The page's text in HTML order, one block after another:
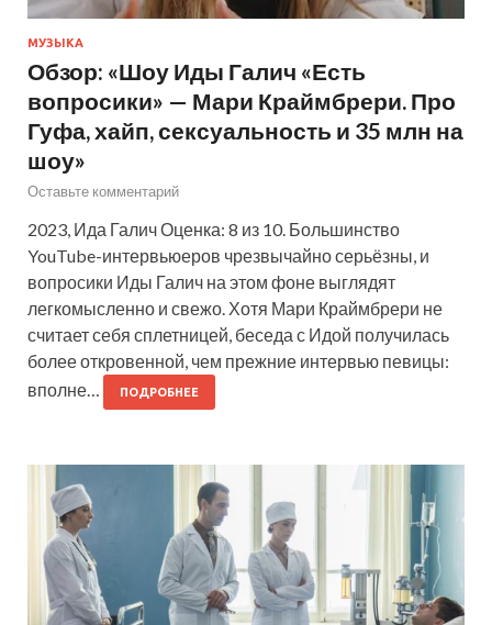
МУЗЫКА
Обзор: «Шоу Иды Галич «Есть
вопросики» — Мари Краймбрери. Про
Гуфа, хайп, сексуальность и 35 млн на
шоу»
Оставьте комментарий
2023, Ида Галич Оценка: 8 из 10. Большинство
YouTube-интервьюеров чрезвычайно серьёзны, и
вопросики Иды Галич на этом фоне выглядят
легкомысленно и свежо. Хотя Мари Краймбрери не
считает себя сплетницей, беседа с Идой получилась
более откровенной, чем прежние интервью певицы:
вполне…
ПОДРОБНЕЕ